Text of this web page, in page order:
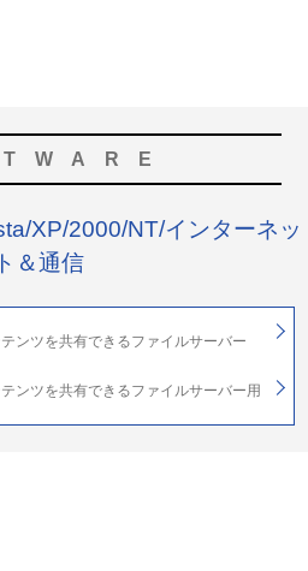
XP/2000/NT/インターネッ
ト＆通信
ンツを共有できるファイルサーバー
ンツを共有できるファイルサーバー用